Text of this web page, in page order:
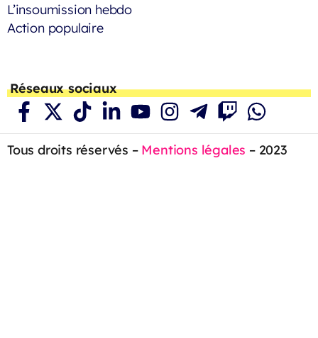
L’insoumission hebdo
Action populaire
Réseaux sociaux
Tous droits réservés – Mentions légales – 2023